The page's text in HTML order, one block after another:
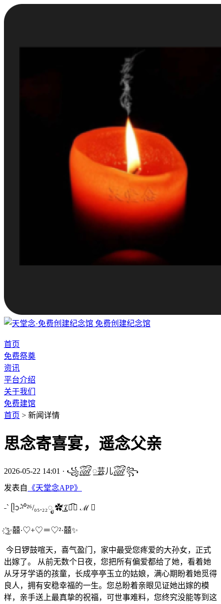
免费创建纪念馆
首页
免费祭奠
资讯
平台介绍
关于我们
免费建馆
首页 > 新闻详情
思念寄喜宴，遥念父亲
2026-05-22 14:01 · ꧁꫞꯭芸儿꫞꧂
发表自 《天堂念APP》
˗ˋ ᥫᩣ‧̍²⁰²⁶/₀₅.₂₂ೃ ✿҉͜ ζั͡✿ ℳ ❀
͜҉✨囍·♡+♡＝♡²·囍✨
今日锣鼓喧天，喜气盈门，家中最受您疼爱的大孙女，正式
出嫁了。 从前无数个日夜，您把所有偏爱都给了她，看着她
从牙牙学语的孩童，长成亭亭玉立的姑娘，满心期盼着她觅得
良人，拥有安稳幸福的一生。您总盼着亲眼见证她出嫁的模
样，亲手送上最真挚的祝福，可世事难料，您终究没能等到这